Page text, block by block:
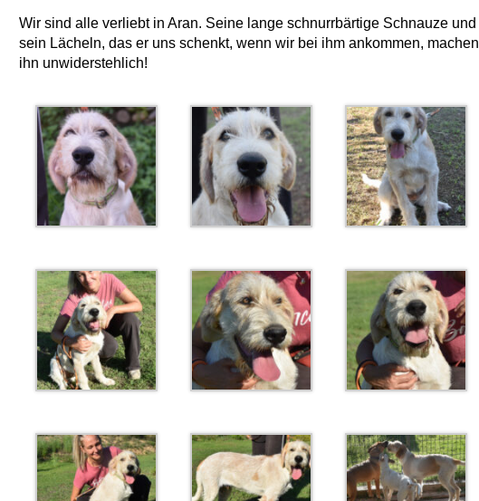
Wir sind alle verliebt in Aran. Seine lange schnurrbärtige Schnauze und
sein Lächeln, das er uns schenkt, wenn wir bei ihm ankommen, machen
ihn unwiderstehlich!